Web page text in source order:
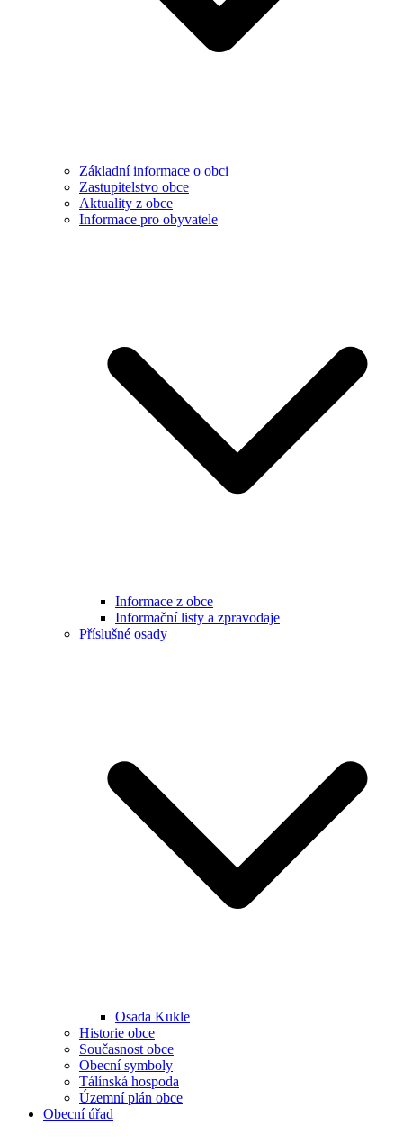
Základní informace o obci
Zastupitelstvo obce
Aktuality z obce
Informace pro obyvatele
Informace z obce
Informační listy a zpravodaje
Příslušné osady
Osada Kukle
Historie obce
Současnost obce
Obecní symboly
Tálínská hospoda
Územní plán obce
Obecní úřad